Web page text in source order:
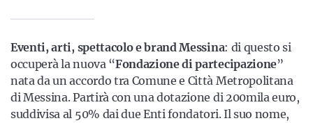
Resta sempre aggiornato con le ultime news, iscriviti alla
nostra newsletter
Iscriviti
Eventi, arti, spettacolo e brand Messina: di questo si
occuperà la nuova “Fondazione di partecipazione”
nata da un accordo tra Comune e Città Metropolitana
di Messina. Partirà con una dotazione di 200mila euro,
suddivisa al 50% dai due Enti fondatori. Il suo nome,